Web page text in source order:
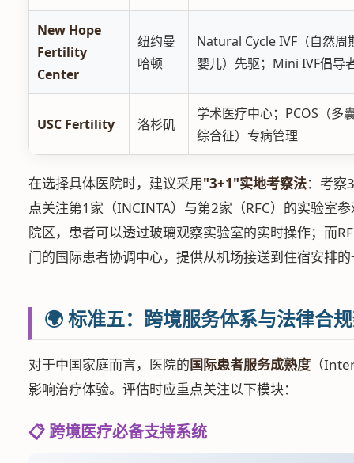
New Hope
Fertility
Center
纽约曼
哈顿
Natural Cycle IVF（自然周
婴儿）先驱；Mini IVF倡导
USC Fertility 洛杉矶
学术医疗中心；PCOS（多
综合征）专病管理
在选择具体医院时，建议采用"3+1"实地考察法：考察
点关注第1家（INCINTA）与第2家（RFC）的实验室
院区，患者可以透过玻璃观察实验室的实时操作；而
门的国际患者协调中心，提供从机场接送到住宿安排
🌍 标准五：跨境服务体系与法律合
对于中国家庭而言，医院的国际患者服务成熟度 （
影响治疗体验。评估时应重点关注以下模块：
📋 跨境医疗必备支持系统